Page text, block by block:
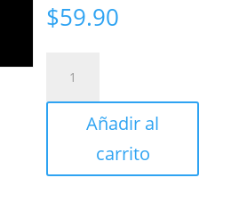
$59.90
FRENO
Añadir al
carrito